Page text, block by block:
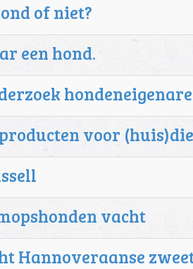
of niet?
een hond.
voor
vacht
Hannoveraanse